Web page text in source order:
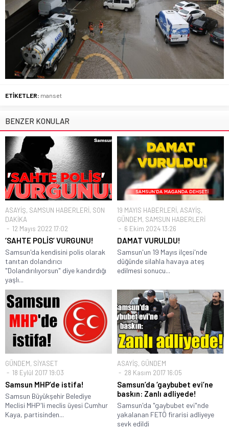
ETİKETLER: manset
BENZER KONULAR
ASAYİŞ, SAMSUN HABERLERİ, SON
DAKİKA
12 Mayıs 2022 17:02
‘SAHTE POLİS’ VURGUNU!
Samsun'da kendisini polis olarak
tanıtan dolandırıcı
"Dolandırılıyorsun" diye kandırdığı
yaşlı...
19 MAYIS HABERLERİ, ASAYİŞ,
GÜNDEM, SAMSUN HABERLERİ
6 Ekim 2024 13:26
DAMAT VURULDU!
Samsun'un 19 Mayıs ilçesi'nde
düğünde silahla havaya ateş
edilmesi sonucu...
GÜNDEM, SİYASET
18 Eylül 2017 19:03
Samsun MHP’de istifa!
Samsun Büyükşehir Belediye
Meclisi MHP'li meclis üyesi Cumhur
Kaya, partisinden...
ASAYİŞ, GÜNDEM
28 Kasım 2017 16:05
Samsun’da ‘gaybubet evi’ne
baskın: Zanlı adliyede!
Samsun'da "gaybubet evi"nde
yakalanan FETÖ firarisi adliyeye
sevk edildi